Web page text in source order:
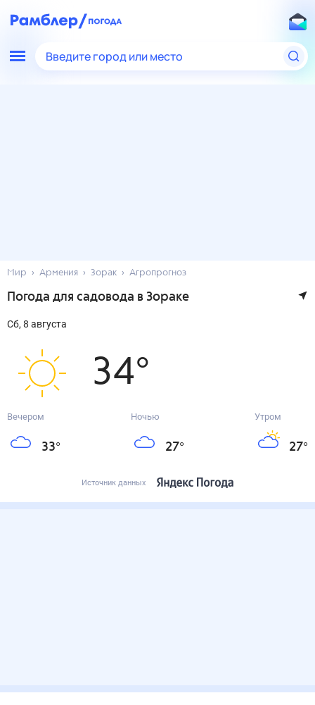
Введите город или место
Мир Армения Зорак Агропрогноз
Погода для садовода в Зораке
сб, 8 августа
34°
Вечером
33°
Ночью
27°
Утром
27°
Источник данных